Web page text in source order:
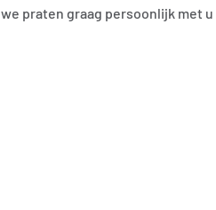
we praten graag persoonlijk met u